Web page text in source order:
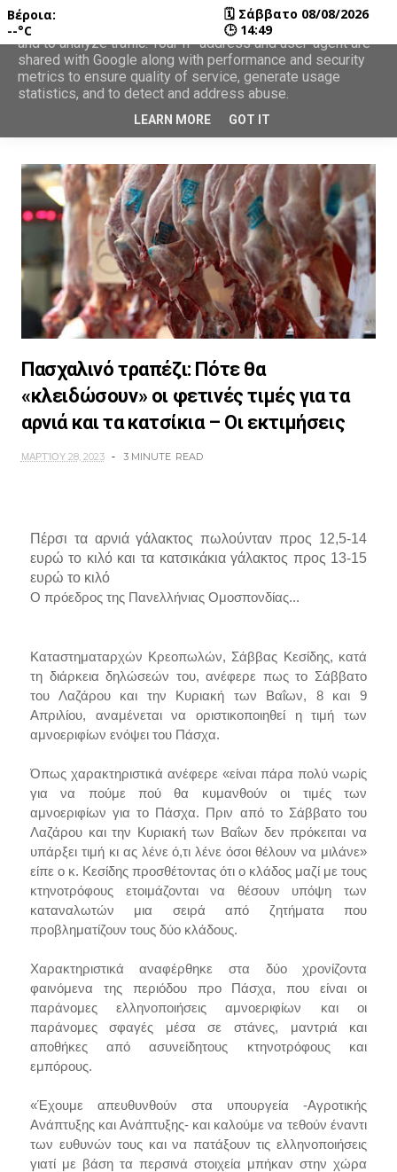
Πασχαλινό τραπέζι: Πότε θα
«κλειδώσουν» οι φετινές τιμές για τα
αρνιά και τα κατσίκια – Οι εκτιμήσεις
ΜΑΡΤΊΟΥ 28, 2023 3 MINUTE READ
Πέρσι τα αρνιά γάλακτος πωλούνταν προς 12,5-14
ευρώ το κιλό και τα κατσικάκια γάλακτος προς 13-15
ευρώ το κιλό
Ο πρόεδρος της Πανελλήνιας Ομοσπονδίας...
Καταστηματαρχών Κρεοπωλών, Σάββας Κεσίδης, κατά
τη διάρκεια δηλώσεών του, ανέφερε πως το Σάββατο
του Λαζάρου και την Κυριακή των Βαΐων, 8 και 9
Απριλίου, αναμένεται να οριστικοποιηθεί η τιμή των
αμνοεριφίων ενόψει του Πάσχα.
Όπως χαρακτηριστικά ανέφερε «είναι πάρα πολύ νωρίς
για να πούμε πού θα κυμανθούν οι τιμές των
αμνοεριφίων για το Πάσχα. Πριν από το Σάββατο του
Λαζάρου και την Κυριακή των Βαΐων δεν πρόκειται να
υπάρξει τιμή κι ας λένε ό,τι λένε όσοι θέλουν να μιλάνε»
είπε ο κ. Κεσίδης προσθέτοντας ότι ο κλάδος μαζί με τους
κτηνοτρόφους ετοιμάζονται να θέσουν υπόψη των
καταναλωτών μια σειρά από ζητήματα που
προβληματίζουν τους δύο κλάδους.
Χαρακτηριστικά αναφέρθηκε στα δύο χρονίζοντα
φαινόμενα της περιόδου προ Πάσχα, που είναι οι
παράνομες ελληνοποιήσεις αμνοεριφίων και οι
παράνομες σφαγές μέσα σε στάνες, μαντριά και
αποθήκες από ασυνείδητους κτηνοτρόφους και
εμπόρους.
«Έχουμε απευθυνθούν στα υπουργεία -Αγροτικής
Ανάπτυξης και Ανάπτυξης- και καλούμε να τεθούν έναντι
των ευθυνών τους και να πατάξουν τις ελληνοποιήσεις
γιατί με βάση τα περσινά στοιχεία μπήκαν στην χώρα
Βέροια:
--°C
🗓 Σάββατο 08/08/2026
🕒 14:49
This site uses cookies from Google to deliver its services
and to analyze traffic. Your IP address and user-agent are
shared with Google along with performance and security
metrics to ensure quality of service, generate usage
statistics, and to detect and address abuse.
LEARN MORE GOT IT